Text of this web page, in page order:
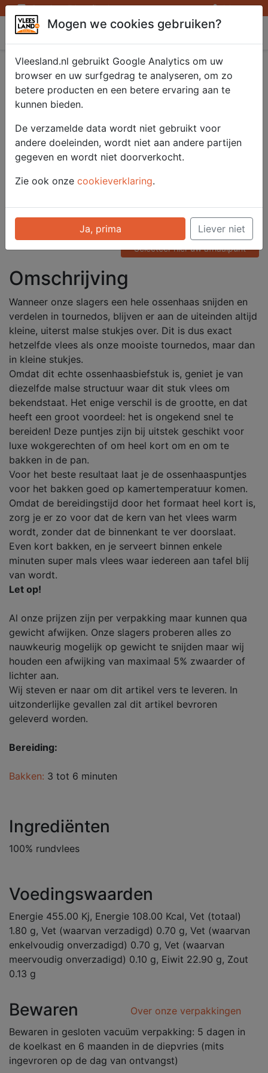
Openingstijden afhaalpunten Inloggen
Vleesland
Ossenhaas puntjes
superieur 500 gr.
Artikelnummer
51102
Categorie
Voor onze prijzen moet u
ingelogd zijn.
Selecteer hier uw afhaalpunt
Omschrijving
Wanneer onze slagers een hele ossenhaas snijden en
verdelen in tournedos, blijven er aan de uiteinden altijd
kleine, uiterst malse stukjes over. Dit is dus exact
hetzelfde vlees als onze mooiste tournedos, maar dan
in kleine stukjes.
Omdat dit echte ossenhaasbiefstuk is, geniet je van
diezelfde malse structuur waar dit stuk vlees om
bekendstaat. Het enige verschil is de grootte, en dat
heeft een groot voordeel: het is ongekend snel te
bereiden! Deze puntjes zijn bij uitstek geschikt voor
luxe wokgerechten of om heel kort om en om te
bakken in de pan.
Voor het beste resultaat laat je de ossenhaaspuntjes
voor het bakken goed op kamertemperatuur komen.
Omdat de bereidingstijd door het formaat heel kort is,
zorg je er zo voor dat de kern van het vlees warm
wordt, zonder dat de binnenkant te ver doorslaat.
Even kort bakken, en je serveert binnen enkele
minuten super mals vlees waar iedereen aan tafel blij
van wordt.
Let op!
Al onze prijzen zijn per verpakking maar kunnen qua
gewicht afwijken. Onze slagers proberen alles zo
nauwkeurig mogelijk op gewicht te snijden maar wij
houden een afwijking van maximaal 5% zwaarder of
lichter aan.
Wij steven er naar om dit artikel vers te leveren. In
uitzonderlijke gevallen zal dit artikel bevroren
geleverd worden.
Bereiding:
Bakken: 3 tot 6 minuten
Ingrediënten
100% rundvlees
Voedingswaarden
Energie 455.00 Kj, Energie 108.00 Kcal, Vet (totaal)
1.80 g, Vet (waarvan verzadigd) 0.70 g, Vet (waarvan
enkelvoudig onverzadigd) 0.70 g, Vet (waarvan
meervoudig onverzadigd) 0.10 g, Eiwit 22.90 g, Zout
0.13 g
Bewaren
Over onze verpakkingen
Bewaren in gesloten vacuüm verpakking: 5 dagen in
de koelkast en 6 maanden in de diepvries (mits
ingevroren op de dag van ontvangst)
Mogen we cookies gebruiken?
Vleesland.nl gebruikt Google Analytics om uw
browser en uw surfgedrag te analyseren, om zo
betere producten en een betere ervaring aan te
kunnen bieden.
De verzamelde data wordt niet gebruikt voor
andere doeleinden, wordt niet aan andere partijen
gegeven en wordt niet doorverkocht.
Zie ook onze cookieverklaring.
Ja, prima Liever niet